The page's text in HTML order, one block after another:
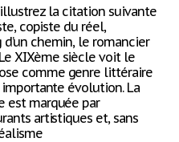
la citation suivante
copiste du réel,
chemin, le romancier
XIXème siècle voit le
comme genre littéraire
évolution. La
est marquée par
artistiques et, sans